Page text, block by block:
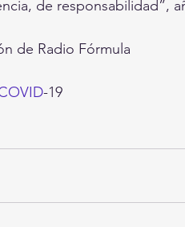
de responsabilidad”,
de Radio Fórmula
-19